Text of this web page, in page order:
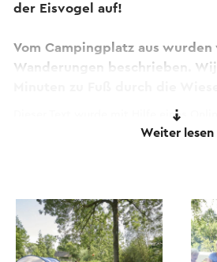
der Eisvogel auf!
Vom Campingplatz aus wurden
Wanderungen beschrieben.
Dieser Text wurde mit Hilfe eines
Übersetzungsdienstes automatisch
Weiter lesen